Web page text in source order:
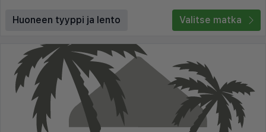
Huoneen tyyppi ja lento Valitse matka